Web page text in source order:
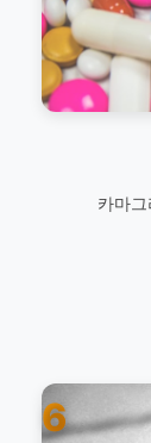
카마
6